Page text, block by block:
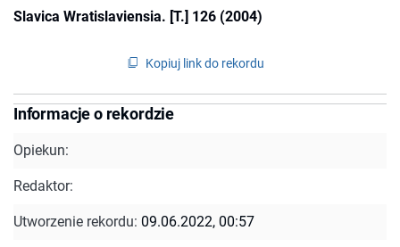
Slavica Wratislaviensia. [T.] 126 (2004)
Kopiuj link do rekordu
Informacje o rekordzie
Opiekun:
Redaktor:
Utworzenie rekordu: 09.06.2022, 00:57